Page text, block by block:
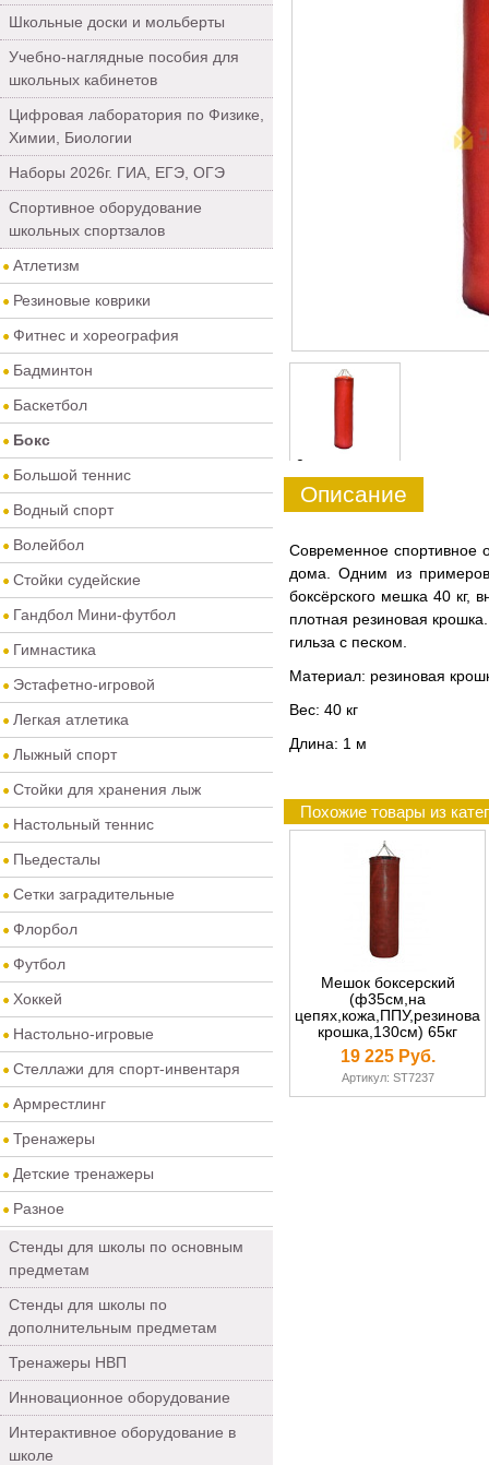
Школьные доски и мольберты
Учебно-наглядные пособия для
школьных кабинетов
Цифровая лаборатория по Физике,
Химии, Биологии
Наборы 2026г. ГИА, ЕГЭ, ОГЭ
Спортивное оборудование
школьных спортзалов
Атлетизм
Резиновые коврики
Фитнес и хореография
Бадминтон
Баскетбол
Бокс
Большой теннис
Водный спорт
Волейбол
Стойки судейские
Гандбол Мини-футбол
Гимнастика
Эстафетно-игровой
Легкая атлетика
Лыжный спорт
Стойки для хранения лыж
Настольный теннис
Пьедесталы
Сетки заградительные
Флорбол
Футбол
Хоккей
Настольно-игровые
Стеллажи для спорт-инвентаря
Армрестлинг
Тренажеры
Детские тренажеры
Разное
Стенды для школы по основным
предметам
Стенды для школы по
дополнительным предметам
Тренажеры НВП
Инновационное оборудование
Интерактивное оборудование в
школе
0
Описание
Современное спортивное
дома. Одним из
боксёрского мешка 40 кг,
плотная резиновая
гильза с песком.
Материал: резиновая
Вес: 40 кг
Длина: 1 м
Похожие товары из
Мешок боксерский
(ф35см,на
цепях,кожа,ППУ,резиновая
крошка,130см) 65кг
19 225 Руб.
Артикул: ST7237